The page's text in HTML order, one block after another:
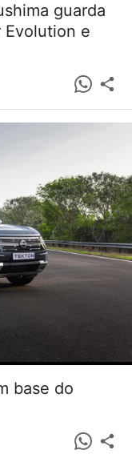
guarda
Evolution e
base do